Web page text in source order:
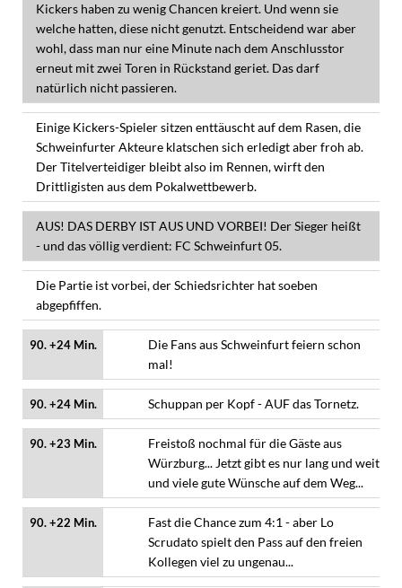
Kickers haben zu wenig Chancen kreiert. Und wenn sie
welche hatten, diese nicht genutzt. Entscheidend war aber
wohl, dass man nur eine Minute nach dem Anschlusstor
erneut mit zwei Toren in Rückstand geriet. Das darf
natürlich nicht passieren.
Einige Kickers-Spieler sitzen enttäuscht auf dem Rasen, die
Schweinfurter Akteure klatschen sich erledigt aber froh ab.
Der Titelverteidiger bleibt also im Rennen, wirft den
Drittligisten aus dem Pokalwettbewerb.
AUS! DAS DERBY IST AUS UND VORBEI! Der Sieger heißt
- und das völlig verdient: FC Schweinfurt 05.
Die Partie ist vorbei, der Schiedsrichter hat soeben
abgepfiffen.
90. +24 Min.
Die Fans aus Schweinfurt feiern schon
mal!
90. +24 Min. Schuppan per Kopf - AUF das Tornetz.
90. +23 Min.
Freistoß nochmal für die Gäste aus
Würzburg... Jetzt gibt es nur lang und weit
und viele gute Wünsche auf dem Weg...
90. +22 Min.
Fast die Chance zum 4:1 - aber Lo
Scrudato spielt den Pass auf den freien
Kollegen viel zu ungenau...